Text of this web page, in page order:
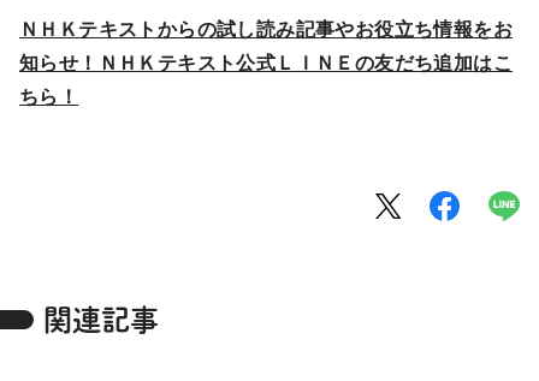
ＮＨＫテキストからの試し読み記事やお役立ち情報をお
知らせ！ＮＨＫテキスト公式ＬＩＮＥの友だち追加はこ
ちら！
関連記事